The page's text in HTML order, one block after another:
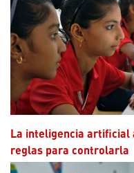
La inteligencia artificial avanza más rápido que las
reglas para controlarla